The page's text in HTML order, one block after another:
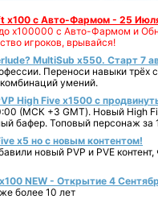
x100 с Авто-Фармом - 25
до х100000 с Авто-Фармом и
игроков, врывайся!
MultiSub x550. Старт 7
Переноси навыки трёх
умений.
High Five x1500 с
(МСК +3 GMT). Новый High
бафер. Топовый персонаж за
x5 но с новым контентом!
новый PVP и PVE
NEW - Открытие 4
более 10 лет